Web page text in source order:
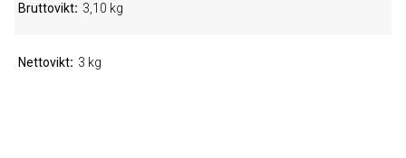
Bruttovikt 3,10 kg
Nettovikt 3 kg